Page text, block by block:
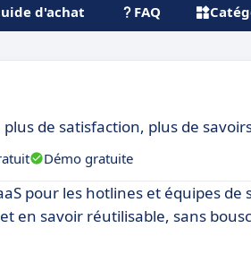
d'achat FAQ
de satisfaction, plus de
Démo gratuite
pour les hotlines et équipes
en savoir réutilisable, sans